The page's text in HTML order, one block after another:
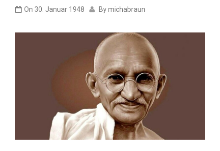
On 30. Januar 1948 Bymichabraun